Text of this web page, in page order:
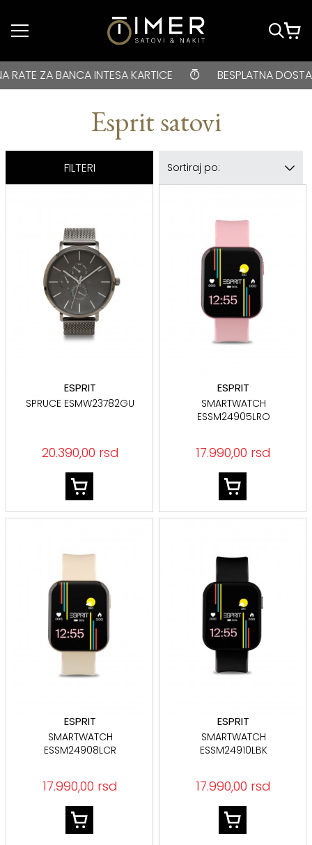
Idi do glavnog
BESPLATNA DOSTAVA za kupovine veće od 3000 rsd •
KARTICE BESPLATNA DOSTAVA za kupovine
Esprit satovi
FILTERI Sortiraj po:
ESPRIT
SPRUCE ESMW23782GU
20.390,00 rsd
ESPRIT
SMARTWATCH
ESSM24905LRO
17.990,00 rsd
ESPRIT
SMARTWATCH
ESSM24908LCR
17.990,00 rsd
ESPRIT
SMARTWATCH
ESSM24910LBK
17.990,00 rsd